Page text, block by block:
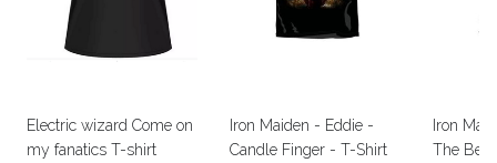
Electric wizard Come on
my fanatics T-shirt
Iron Maiden - Eddie -
Candle Finger - T-Shirt
Iron
The